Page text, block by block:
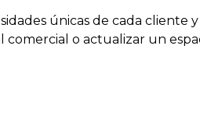
únicas de cada cliente
o actualizar un